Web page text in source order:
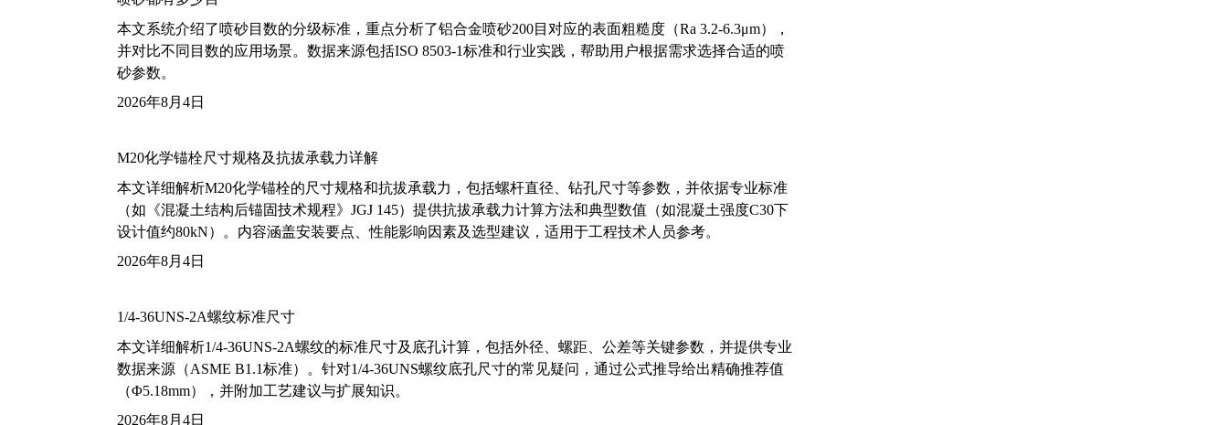
本文系统介绍了喷砂目数的分级标准，重点分析了铝合金喷砂200目对应的表面粗糙度（Ra 3.2-6.3μm），
并对比不同目数的应用场景。数据来源包括ISO 8503-1标准和行业实践，帮助用户根据需求选择合适的喷
砂参数。
2026年8月4日
M20化学锚栓尺寸规格及抗拔承载力详解
本文详细解析M20化学锚栓的尺寸规格和抗拔承载力，包括螺杆直径、钻孔尺寸等参数，并依据专业标准
（如《混凝土结构后锚固技术规程》JGJ 145）提供抗拔承载力计算方法和典型数值（如混凝土强度C30下
设计值约80kN）。内容涵盖安装要点、性能影响因素及选型建议，适用于工程技术人员参考。
2026年8月4日
1/4-36UNS-2A螺纹标准尺寸
本文详细解析1/4-36UNS-2A螺纹的标准尺寸及底孔计算，包括外径、螺距、公差等关键参数，并提供专业
数据来源（ASME B1.1标准）。针对1/4-36UNS螺纹底孔尺寸的常见疑问，通过公式推导给出精确推荐值
（Φ5.18mm），并附加工艺建议与扩展知识。
2026年8月4日